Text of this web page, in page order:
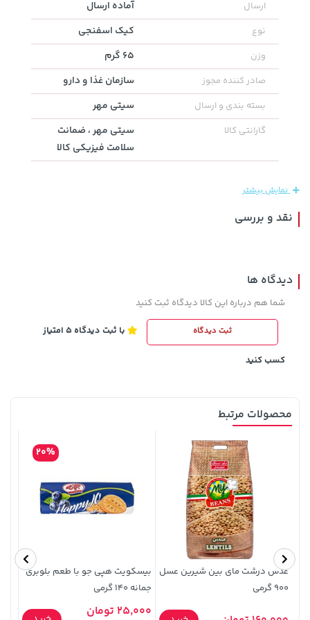
3,879,000 تومان خرید 145,000 تومان خرید
35,980,000 تومان خرید
238,000 تومان
خرید
141,000 تومان
ارسال آماده ارسال
نوع کیک اسفنجی
وزن 65 گرم
صادر کننده مجوز سازمان غذا و دارو
بسته بندی و ارسال سیتی مهر
گارانتی کالا
سیتی مهر ، ضمانت
سلامت فیزیکی کالا
نمایش بیشتر
نقد و بررسی
دیدگاه ها
شما هم درباره این کالا دیدگاه ثبت کنید
ثبت دیدگاه با ثبت دیدگاه 5 امتیاز
کسب کنید
محصولات مرتبط
عدس درشت مای بین شیرین عسل
900 گرمی
بیسکویت هپی جو با طعم بلوبری
جمانه 140 گرمی
20%
25,000 تومان